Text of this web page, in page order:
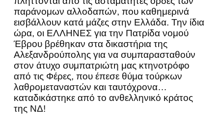
παράνομων αλλοδαπών, που καθημερινά
εισβάλλουν κατά μάζες στην Ελλάδα. Την ίδια
ώρα, οι ΕΛΛΗΝΕΣ για την Πατρίδα νομού
Έβρου βρέθηκαν στα δικαστήρια της
Αλεξανδρούπολης για να συμπαρασταθούν
στον άτυχο συμπατριώτη μας κτηνοτρόφο
από τις Φέρες, που έπεσε θύμα τούρκων
λαθρομεταναστών και ταυτόχρονα…
καταδικάστηκε από το ανθελληνικό κράτος
της ΝΔ!